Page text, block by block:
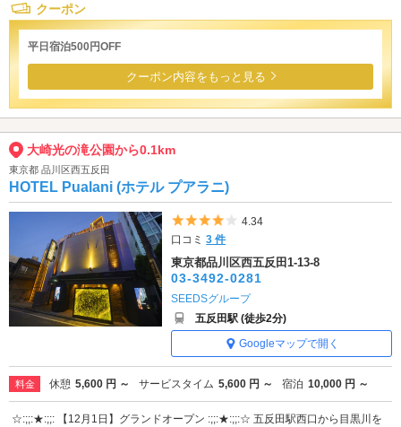
クーポン
平日宿泊500円OFF
クーポン内容をもっと見る
大崎光の滝公園から0.1km
東京都 品川区西五反田
HOTEL Pualani (ホテル プアラニ)
5つ星のうち4
4.34
口コミ3 件
東京都品川区西五反田1-13-8
03-3492-0281
SEEDSグループ
五反田駅 (徒歩2分)
Googleマップで開く
料金 休憩 5,600 円 ～ サービスタイム 5,600 円 ～ 宿泊 10,000 円 ～
☆:;;:★:;;: 【12月1日】グランドオープン :;;:★:;;:☆ 五反田駅西口から目黒川を